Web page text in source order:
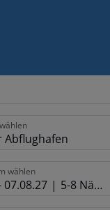
Abflughafen
wählen
07.08.27 5-8 Nächte